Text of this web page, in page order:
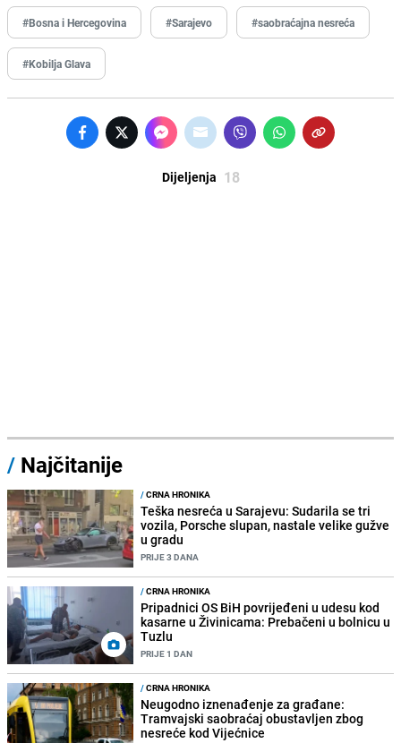
#Bosna i Hercegovina #Sarajevo #saobraćajna nesreća
#Kobilja Glava
Dijeljenja 18
/ Najčitanije
/CRNA HRONIKA
Teška nesreća u Sarajevu: Sudarila se tri
vozila, Porsche slupan, nastale velike gužve
u gradu
PRIJE 3 DANA
/CRNA HRONIKA
Pripadnici OS BiH povrijeđeni u udesu kod
kasarne u Živinicama: Prebačeni u bolnicu u
Tuzlu
PRIJE 1 DAN
/CRNA HRONIKA
Neugodno iznenađenje za građane:
Tramvajski saobraćaj obustavljen zbog
nesreće kod Vijećnice